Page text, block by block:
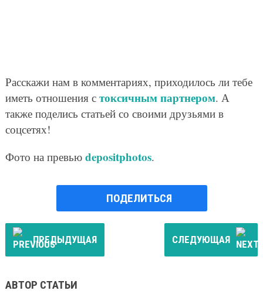
Расскажи нам в комментариях, приходилось ли тебе
иметь отношения с токсичным партнером. А
также поделись статьей со своими друзьями в
соцсетях!
Фото на превью depositphotos.
ПОДЕЛИТЬСЯ
ПРЕДЫДУЩАЯ СЛЕДУЮЩАЯ
АВТОР СТАТЬИ